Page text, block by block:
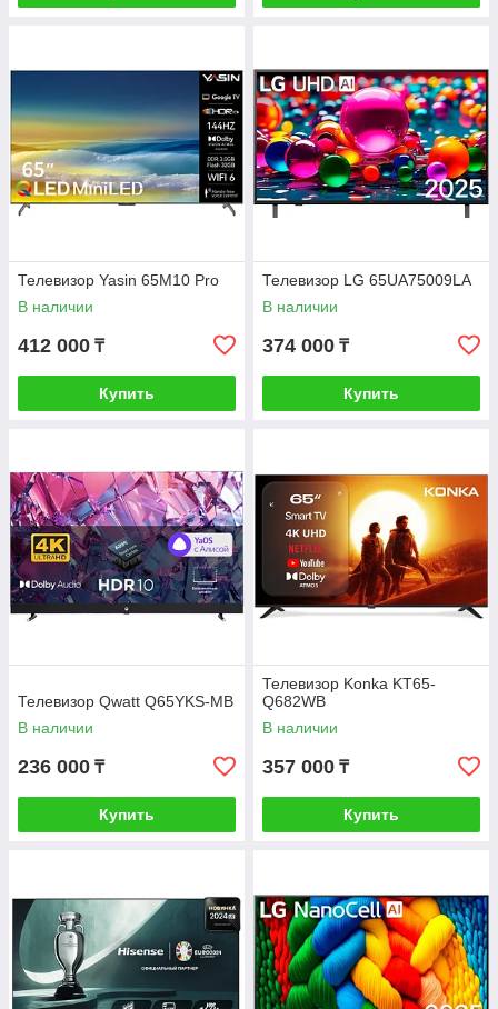
Телевизор Yasin 65M10 Pro
В наличии
412 000 ₸
Купить
Телевизор LG 65UA75009LA
В наличии
374 000 ₸
Купить
Телевизор Qwatt Q65YKS-MB
В наличии
236 000 ₸
Купить
Телевизор Konka KT65-
Q682WB
В наличии
357 000 ₸
Купить